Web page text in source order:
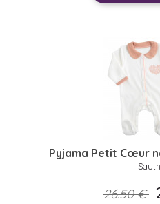
Pyjama Petit Cœur
26.50 €